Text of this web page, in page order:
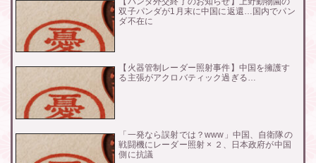
双子パンダが1月末に中国に返還…国内でパン
ダ不在に
【火器管制レーダー照射事件】中国を擁護す
る主張がアクロバティック過ぎる…
「一発なら誤射では？www」中国、自衛隊の
戦闘機にレーダー照射 × ２、日本政府が中国
側に抗議